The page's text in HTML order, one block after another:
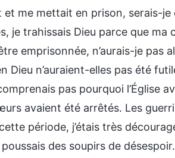
et me mettait en prison, serais-
je trahissais Dieu parce que
emprisonnée, n’aurais-je
Dieu n’auraient-elles pas été
pas pourquoi l’Église
avaient été arrêtés. Les
période, j’étais très
des soupirs de